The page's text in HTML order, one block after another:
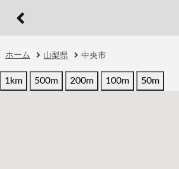
ホーム 山梨県 中央市
1km 500m 200m 100m 50m